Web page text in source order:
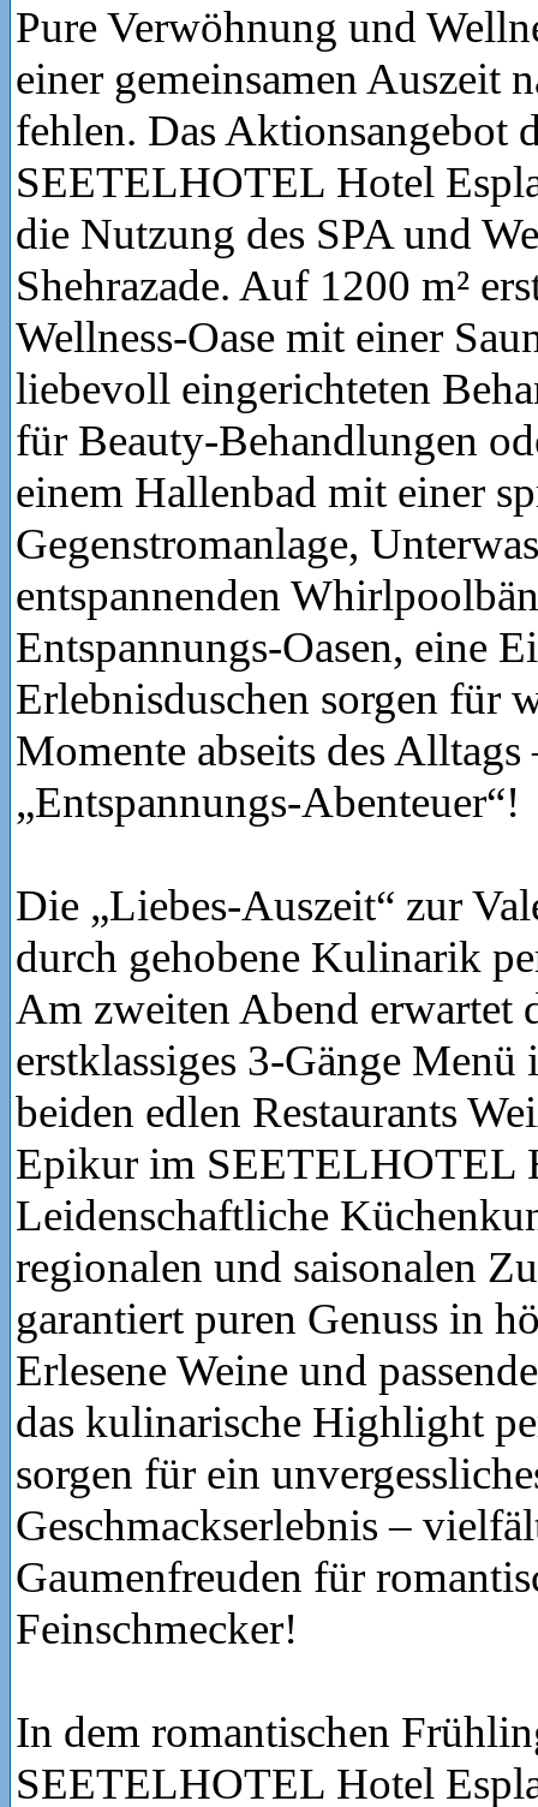
Pure Verwöhnung und
einer gemeinsamen Auszeit
fehlen. Das Aktionsangebot
SEETELHOTEL Hotel
die Nutzung des SPA und
Shehrazade. Auf 1200 m²
Wellness-Oase mit einer
liebevoll eingerichteten
für Beauty-Behandlungen
einem Hallenbad mit einer
Gegenstromanlage,
entspannenden
Entspannungs-Oasen, eine
Erlebnisduschen sorgen für
Momente abseits des Alltags
„Entspannungs-Abenteuer“!
Die „Liebes-Auszeit“ zur
durch gehobene Kulinarik
Am zweiten Abend erwartet
erstklassiges 3-Gänge Menü
beiden edlen Restaurants
Epikur im SEETELHOTEL
Leidenschaftliche
regionalen und saisonalen
garantiert puren Genuss in
Erlesene Weine und
das kulinarische Highlight
sorgen für ein
Geschmackserlebnis –
Gaumenfreuden für
Feinschmecker!
In dem romantischen
SEETELHOTEL Hotel